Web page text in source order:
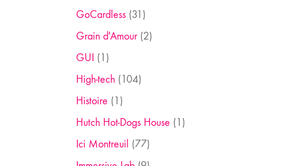
GoCardless(31)
Grain d'Amour(2)
GUI (1)
High-tech(104)
Histoire (1)
Hutch Hot-Dogs House (1)
Ici Montreuil (77)